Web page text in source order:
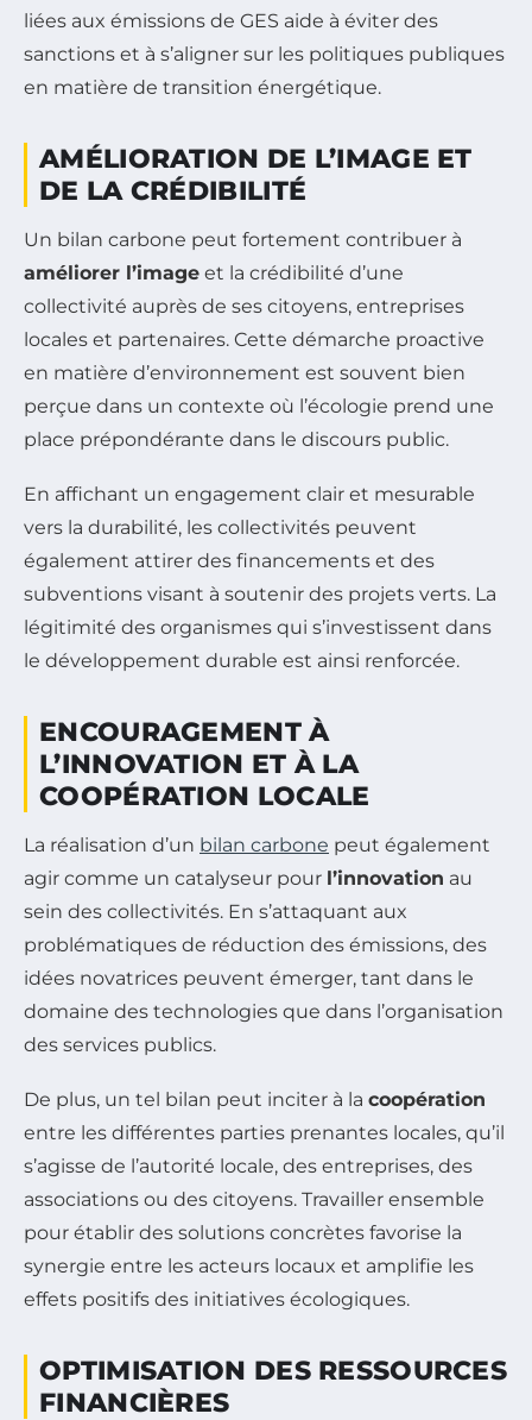
liées aux émissions de GES aide à éviter des
sanctions et à s’aligner sur les politiques publiques
en matière de transition énergétique.
AMÉLIORATION DE L’IMAGE ET
DE LA CRÉDIBILITÉ
Un bilan carbone peut fortement contribuer à
améliorer l’image et la crédibilité d’une
collectivité auprès de ses citoyens, entreprises
locales et partenaires. Cette démarche proactive
en matière d’environnement est souvent bien
perçue dans un contexte où l’écologie prend une
place prépondérante dans le discours public.
En affichant un engagement clair et mesurable
vers la durabilité, les collectivités peuvent
également attirer des financements et des
subventions visant à soutenir des projets verts. La
légitimité des organismes qui s’investissent dans
le développement durable est ainsi renforcée.
ENCOURAGEMENT À
L’INNOVATION ET À LA
COOPÉRATION LOCALE
La réalisation d’un bilan carbone peut également
agir comme un catalyseur pour l’innovation au
sein des collectivités. En s’attaquant aux
problématiques de réduction des émissions, des
idées novatrices peuvent émerger, tant dans le
domaine des technologies que dans l’organisation
des services publics.
De plus, un tel bilan peut inciter à la coopération
entre les différentes parties prenantes locales, qu’il
s’agisse de l’autorité locale, des entreprises, des
associations ou des citoyens. Travailler ensemble
pour établir des solutions concrètes favorise la
synergie entre les acteurs locaux et amplifie les
effets positifs des initiatives écologiques.
OPTIMISATION DES RESSOURCES
FINANCIÈRES